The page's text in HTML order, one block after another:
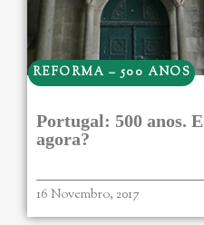
REFORMA – 500 ANOS
Portugal: 500 anos. E
agora?
16 Novembro, 2017